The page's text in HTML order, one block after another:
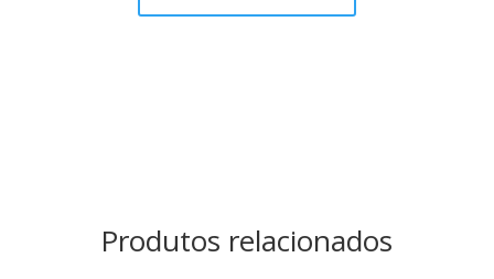
Produtos relacionados